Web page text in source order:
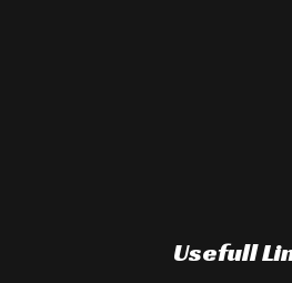
Usefull